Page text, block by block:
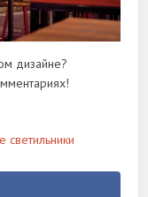
дизайне?
светильники